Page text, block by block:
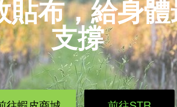
在腳跟，使腳踝背曲勾起。
小腿被徹底伸展開來就成功了！